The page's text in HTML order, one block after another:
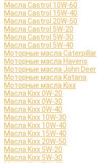
Масла Castrol 10W-60
Масла Castrol 15W-40
Масла Castrol 20W-50
Масла Castrol 5W-20
Масла Castrol 5W-30
Масла Castrol 5W-40
Моторные масла Caterpillar
Моторные масла Havens
Моторные масла John Deer
Моторные масла Katana
Моторные масла Kixx
Масла Kixx 0W-20
Масла Kixx 0W-30
Масла Kixx 0W-40
Масла Kixx 10W-30
Масла Kixx 10W-40
Масла Kixx 15W-40
Масла Kixx 20W-50
Масла Kixx 5W-20
Масла Kixx 5W-30